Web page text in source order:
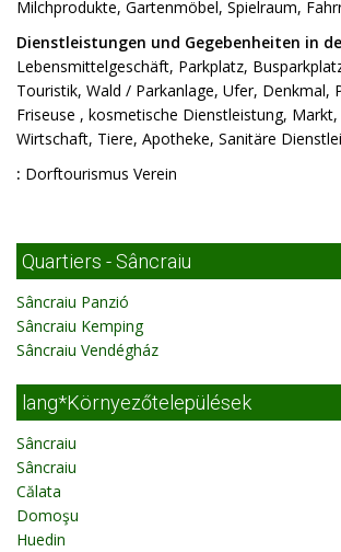
Milchprodukte, Gartenmöbel, Spielraum,
Dienstleistungen und Gegebenheiten in
Lebensmittelgeschäft, Parkplatz,
Touristik, Wald / Parkanlage, Ufer, Denkmal,
Friseuse , kosmetische Dienstleistung,
Wirtschaft, Tiere, Apotheke, Sanitäre
: Dorftourismus Verein
Quartiers - Sâncraiu
Sâncraiu Panzió
Sâncraiu Kemping
Sâncraiu Vendégház
lang*Környezőtelepülések
Sâncraiu
Sâncraiu
Călata
Domoşu
Huedin